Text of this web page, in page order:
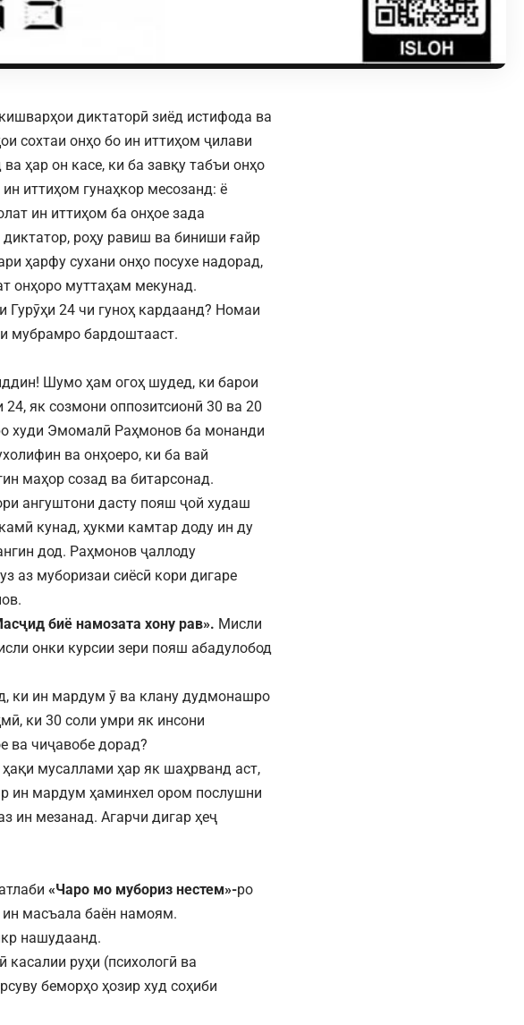
диктаторӣ зиёд истифода ва
сохтаи онҳо бо ин иттиҳом ҷилави
ҳар он касе, ки ба завқу табъи онҳо
иттиҳом гунаҳкор месозанд: ё
ин иттиҳом ба онҳое зада
роҳу равиш ва биниши ғайр
ҳарфу сухани онҳо посухе надорад,
онҳоро муттаҳам мекунад.
24 чи гуноҳ кардаанд? Номаи
мубрамро бардоштааст.
Шумо ҳам огоҳ шудед, ки барои
як созмони оппозитсионӣ 30 ва 20
худи Эмомалӣ Раҳмонов ба монанди
ва онҳоеро, ки ба вай
маҳор созад ва битарсонад.
ангуштони дасту пояш ҷой худаш
кунад, ҳукми камтар доду ин ду
дод. Раҳмонов ҷаллоду
аз муборизаи сиёсӣ кори дигаре
биё намозата хону рав». Мисли
онки курсии зери пояш абадулобод
ки ин мардум ӯ ва клану дудмонашро
ки 30 соли умри як инсони
ва чиҷавобе дорад?
мусаллами ҳар як шаҳрванд аст,
ин мардум ҳаминхел ором послушни
ин мезанад. Агарчи дигар ҳеҷ
«Чаро мо мубориз нестем»-ро
масъала баён намоям.
нашудаанд.
руҳи (психологӣ ва
беморҳо ҳозир худ соҳиби